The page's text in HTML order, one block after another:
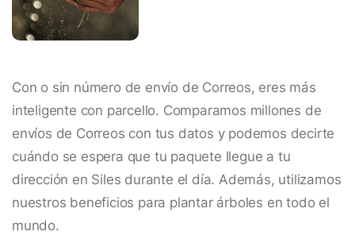
Con o sin número de envío de Correos, eres más
inteligente con parcello. Comparamos millones de
envíos de Correos con tus datos y podemos decirte
cuándo se espera que tu paquete llegue a tu
dirección en Siles durante el día. Además, utilizamos
nuestros beneficios para plantar árboles en todo el
mundo.